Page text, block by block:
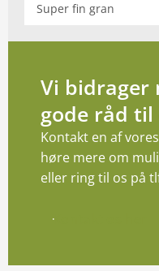
Super fin gran
Vi bidrager
gode råd
Kontakt en af
høre mere om
eller ring til os på
Kontakt os her